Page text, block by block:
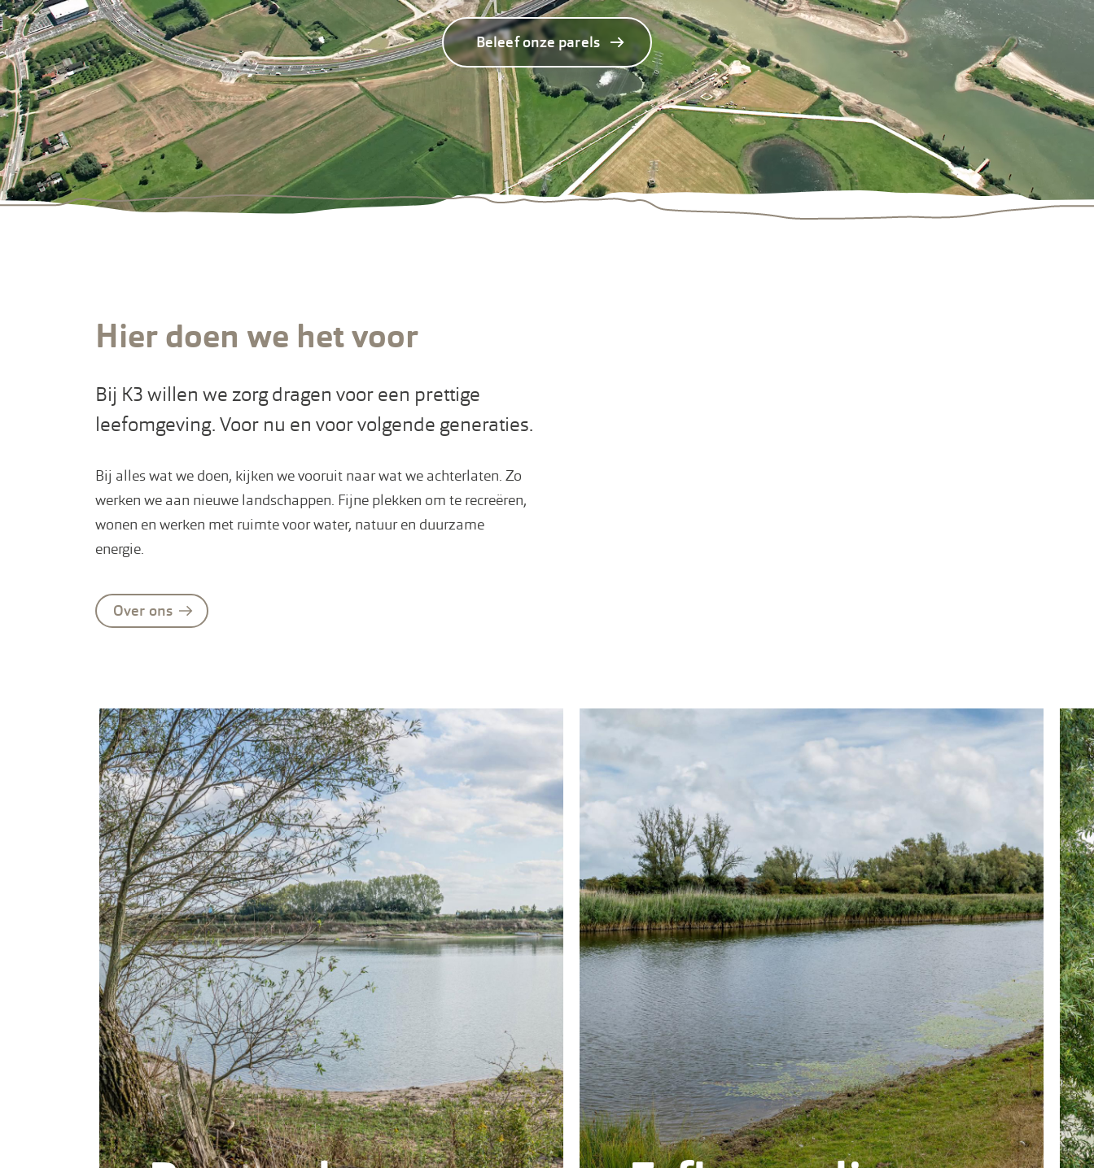
Beleef onze parels
Hier doen we het voor
Bij K3 willen we zorg dragen voor een prettige
leefomgeving. Voor nu en voor volgende generaties.
Bij alles wat we doen, kijken we vooruit naar wat we achterlaten. Zo
werken we aan nieuwe landschappen. Fijne plekken om te recreëren,
wonen en werken met ruimte voor water, natuur en duurzame
energie.
Over ons